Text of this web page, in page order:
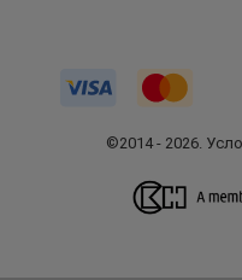
©2014 - 2026.